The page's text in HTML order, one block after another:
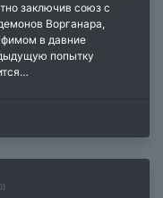
заключив союз с
Ворганара,
в давние
попытку
)